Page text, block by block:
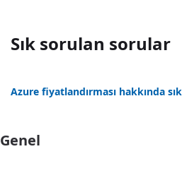
Sık sorulan sorular
Azure fiyatlandırması hakkında
Genel